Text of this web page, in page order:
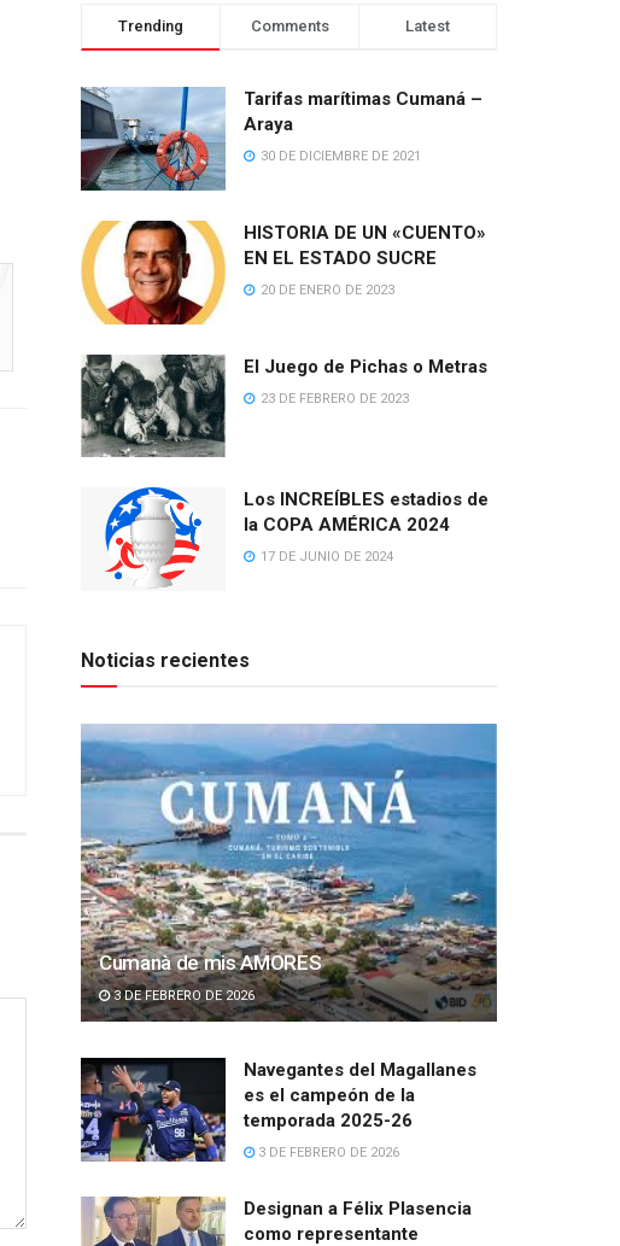
Trending Comments Latest
Tarifas marítimas Cumaná –
Araya
30 DE DICIEMBRE DE 2021
HISTORIA DE UN «CUENTO»
EN EL ESTADO SUCRE
20 DE ENERO DE 2023
El Juego de Pichas o Metras
23 DE FEBRERO DE 2023
Los INCREÍBLES estadios de
la COPA AMÉRICA 2024
17 DE JUNIO DE 2024
Noticias recientes
Cumanà de mis AMORES
3 DE FEBRERO DE 2026
Navegantes del Magallanes
es el campeón de la
temporada 2025-26
3 DE FEBRERO DE 2026
Designan a Félix Plasencia
como representante